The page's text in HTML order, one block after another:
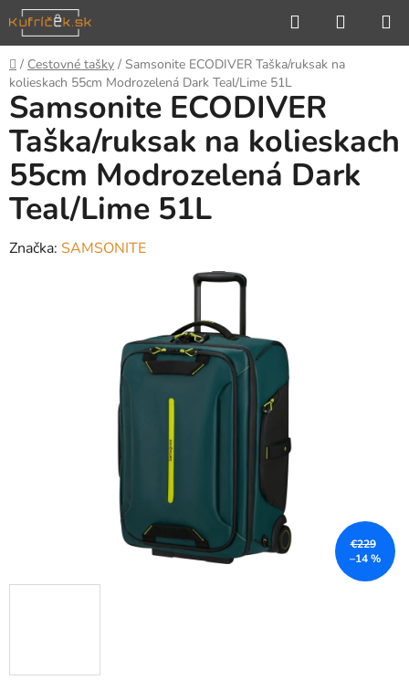
Prejsť
na
obsah
Hľadať
KOŠÍK
Domov
/ Cestovné tašky / Samsonite ECODIVER Taška/ruksak na
kolieskach 55cm Modrozelená Dark Teal/Lime 51L
Samsonite ECODIVER
Taška/ruksak na kolieskach
55cm Modrozelená Dark
Teal/Lime 51L
Značka: SAMSONITE
€229
–14 %